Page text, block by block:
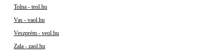
Tolna - teol.hu
Vas - vaol.hu
Veszprém - veol.hu
Zala - zaol.hu